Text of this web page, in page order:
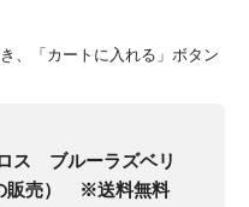
、「カートに入れる」ボタン
ス ブルーラズベリ
販売） ※送料無料